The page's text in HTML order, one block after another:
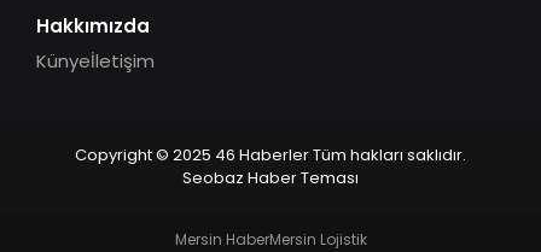
YAŞAM
Hakkımızda
Künyeİletişim
Copyright © 2025 46 Haberler Tüm hakları saklıdır.
Seobaz Haber Teması
Mersin HaberMersin Lojistik